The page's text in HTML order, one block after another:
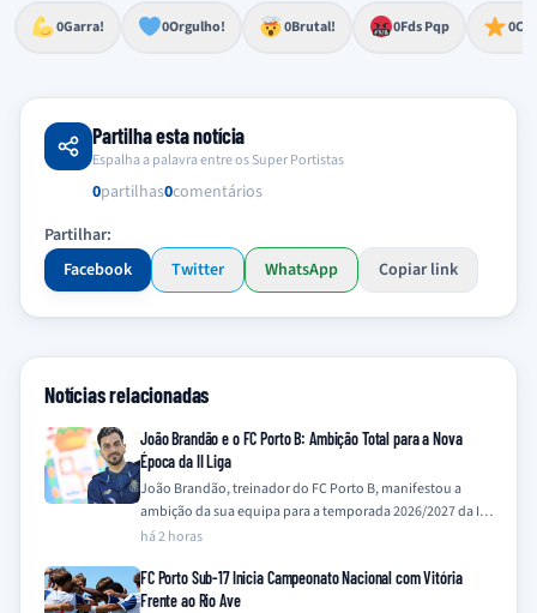
0Garra!
Esforço, determinação, aprovação forte
0Orgulho!
Lealdade, amor clubístico, sentimento profundo
0Brutal!
Impressionante, chocante, de grande impacto 0Fds Pqp
Reação de desespero, raiva, frustração ou espanto extremo 0
Excelência, destaque, o melhor
Partilha esta notícia
Espalha a palavra entre os Super Portistas
0partilhas0comentários
Partilhar:
Facebook
Twitter WhatsApp Copiar link
Notícias relacionadas
João Brandão e o FC Porto B: Ambição Total para a Nova
Época da II Liga
João Brandão, treinador do FC Porto B, manifestou a
ambição da sua equipa para a temporada 2026/2027 da II
Liga, prometendo ir…
há 2 horas
FC Porto Sub-17 Inicia Campeonato Nacional com Vitória
Frente ao Rio Ave